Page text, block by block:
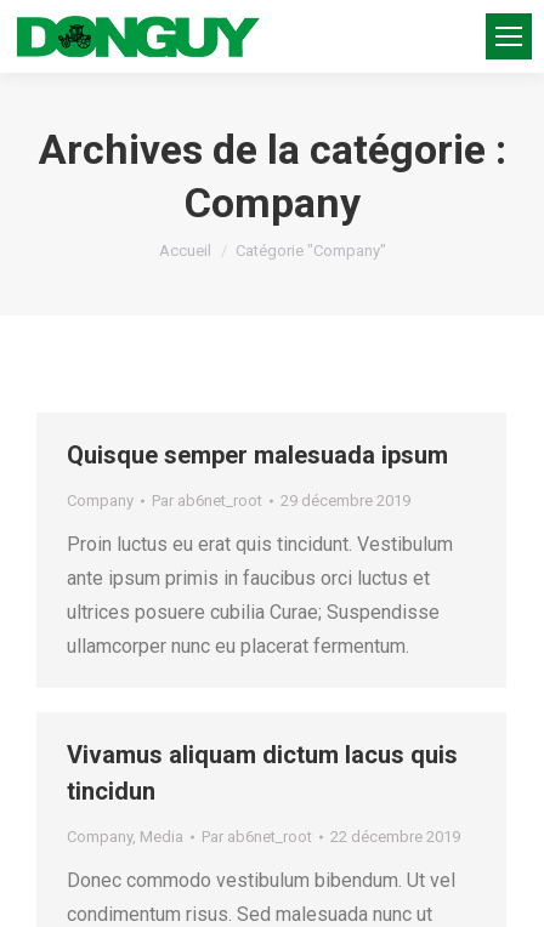
Archives de la catégorie :
Company
Vous êtes ici :
Accueil Catégorie "Company"
Quisque semper malesuada ipsum
Company Par ab6net_root 29 décembre 2019
Proin luctus eu erat quis tincidunt. Vestibulum
ante ipsum primis in faucibus orci luctus et
ultrices posuere cubilia Curae; Suspendisse
ullamcorper nunc eu placerat fermentum.
Vivamus aliquam dictum lacus quis
tincidun
Company, Media Par ab6net_root 22 décembre 2019
Donec commodo vestibulum bibendum. Ut vel
condimentum risus. Sed malesuada nunc ut